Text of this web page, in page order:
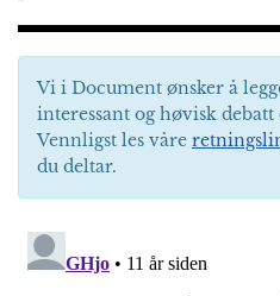
Vi i Document ønsker å
interessant og høvisk debatt
Vennligst les våre
du deltar.